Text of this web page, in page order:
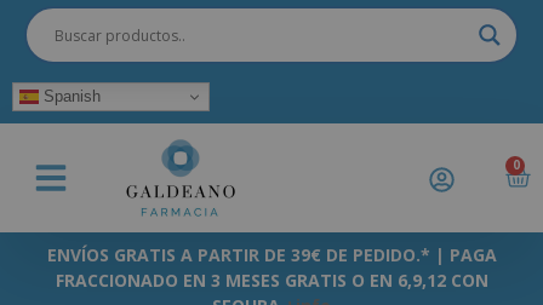
Spanish
0
ENVÍOS GRATIS A PARTIR DE 39€ DE PEDIDO.* | PAGA
FRACCIONADO EN 3 MESES GRATIS O EN 6,9,12 CON